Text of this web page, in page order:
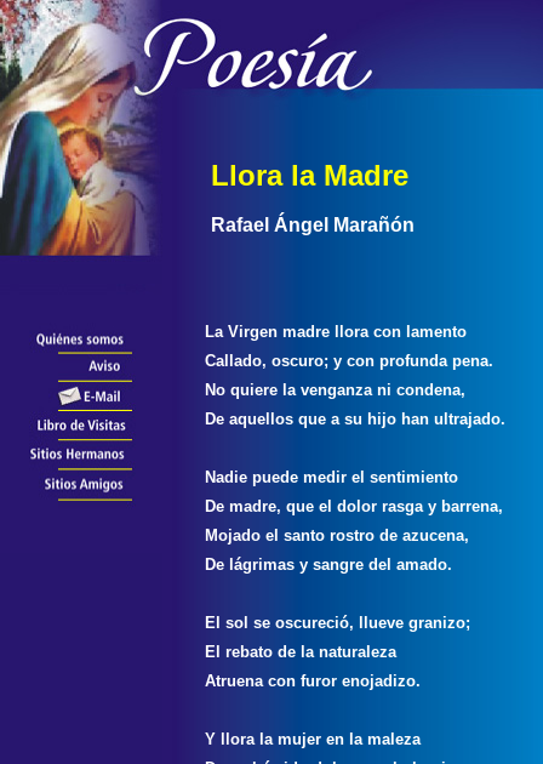
Llora la Madre
Rafael Ángel Marañón
La Virgen madre llora con lamento
Callado, oscuro; y con profunda pena.
No quiere la venganza ni condena,
De aquellos que a su hijo han ultrajado.
Nadie puede medir el sentimiento
De madre, que el dolor rasga y barrena,
Mojado el santo rostro de azucena,
De lágrimas y sangre del amado.
El sol se oscureció, llueve granizo;
El rebato de la naturaleza
Atruena con furor enojadizo.
Y llora la mujer en la maleza